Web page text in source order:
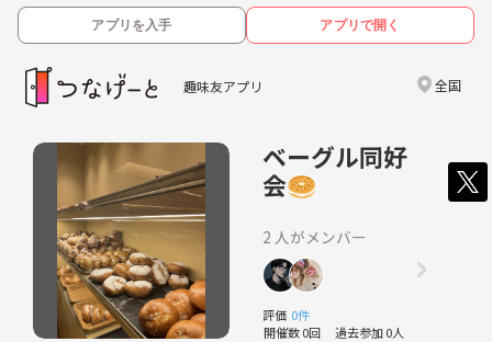
アプリを入手 アプリで開く
趣味友アプリ 全国
ベーグル同好
会🥯
2 人がメンバー
評価 0件
開催数 0回 過去参加 0人